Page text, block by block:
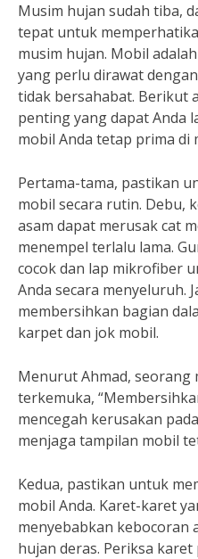
Musim hujan sudah tiba,
tepat untuk
musim hujan. Mobil
yang perlu dirawat
tidak bersahabat. Berikut
penting yang dapat Anda
mobil Anda tetap prima di
Pertama-tama, pastikan
mobil secara rutin. Debu,
asam dapat merusak cat
menempel terlalu lama.
cocok dan lap mikrofiber
Anda secara menyeluruh.
membersihkan bagian
karpet dan jok mobil.
Menurut Ahmad, seorang
terkemuka,
mencegah kerusakan
menjaga tampilan mobil
Kedua, pastikan untuk
mobil Anda. Karet-karet
menyebabkan kebocoran
hujan deras. Periksa